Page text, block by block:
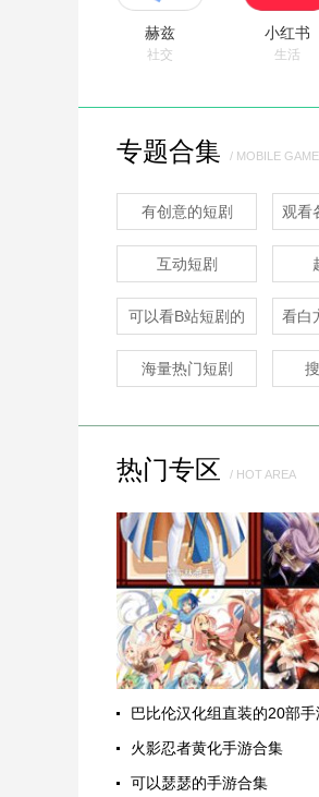
赫兹
社交
小红书
生活
抖音
社交
微分身双
社交
专题合集 / MOBILE GAME
有创意的短剧
观看
互动短剧
可以看B站短剧的
看白
海量热门短剧
热门专区 / HOT AREA
巴比伦汉化组直装的20部
火影忍者黄化手游合集
可以瑟瑟的手游合集